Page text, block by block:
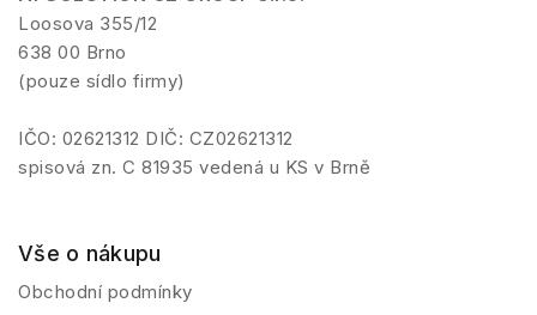
Loosova 355/12
638 00 Brno
(pouze sídlo firmy)
IČO: 02621312 DIČ: CZ02621312
spisová zn. C 81935 vedená u KS v Brně
Vše o nákupu
Obchodní podmínky